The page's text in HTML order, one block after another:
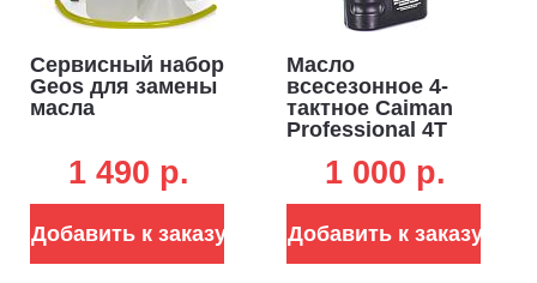
Сервисный набор
Geos для замены
масла
1 490 p.
Добавить к заказу
Масло
всесезонное 4-
тактное Caiman
Professional 4T
полусинтетическое
1 000 p.
Добавить к заказу